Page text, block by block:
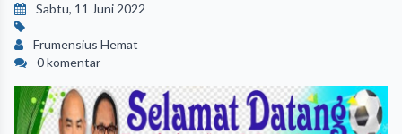
Sabtu, 11 Juni 2022
Frumensius Hemat
0 komentar